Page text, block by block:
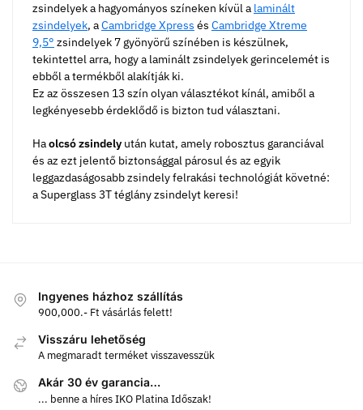
zsindelyek a hagyományos színeken kívül a laminált
zsindelyek, aCambridge Xpress és Cambridge Xtreme
9,5° zsindelyek 7 gyönyörű színében is készülnek,
tekintettel arra, hogy a laminált zsindelyek gerincelemét is
ebből a termékből alakítják ki.
Ez az összesen 13 szín olyan választékot kínál, amiből a
legkényesebb érdeklődő is bizton tud választani.
Haolcsó zsindely után kutat, amely robosztus garanciával
és az ezt jelentő biztonsággal párosul és az egyik
leggazdaságosabb zsindely felrakási technológiát követné:
a Superglass 3T téglány zsindelyt keresi!
Ingyenes házhoz szállítás
900,000.- Ft vásárlás felett!
Visszáru lehetőség
A megmaradt terméket visszavesszük
Akár 30 év garancia…
... benne a híres IKO Platina Időszak!